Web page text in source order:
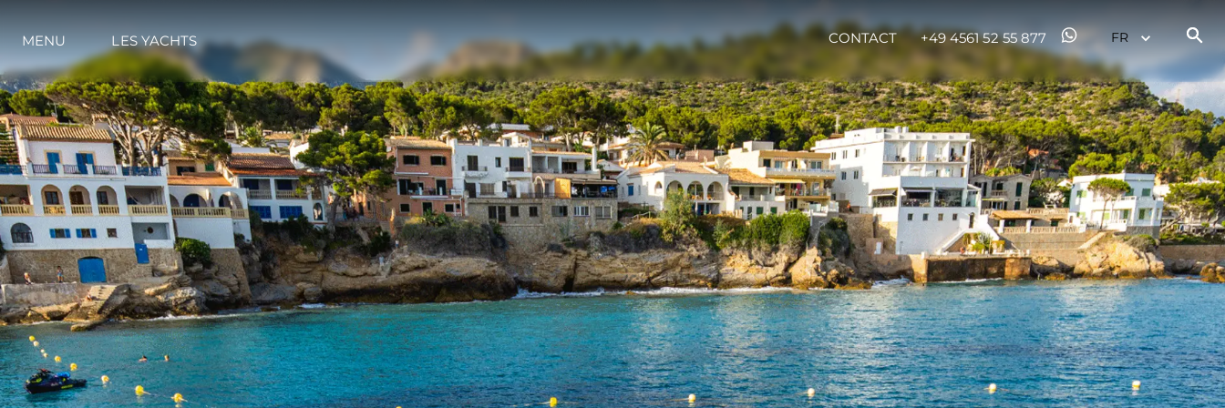
MENU LES YACHTS CONTACT +49 4561 52 55 877